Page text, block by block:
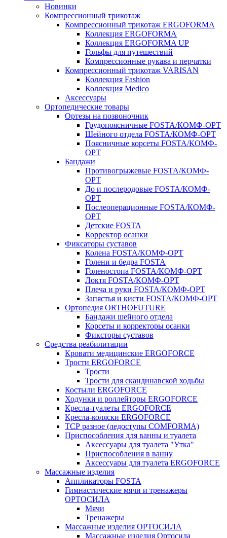
Новинки
Компрессионный трикотаж
Компрессионный трикотаж ERGOFORMA
Коллекция ERGOFORMA
Коллекция ERGOFORMA UP
Гольфы для путешествий
Компрессионные рукава и перчатки
Компрессионный трикотаж VARISAN
Коллекция Fashion
Коллекция Medico
Аксессуары
Ортопедические товары
Ортезы на позвоночник
Грудопоясничные FOSTA/КОМФ-ОРТ
Шейного отдела FOSTA/КОМФ-ОРТ
Поясничные корсеты FOSTA/КОМФ-
ОРТ
Бандажи
Противогрыжевые FOSTA/КОМФ-
ОРТ
До и послеродовые FOSTA/КОМФ-
ОРТ
Послеоперационные FOSTA/КОМФ-
ОРТ
Детские FOSTA
Корректор осанки
Фиксаторы суставов
Колена FOSTA/КОМФ-ОРТ
Голени и бедра FOSTA
Голеностопа FOSTA/КОМФ-ОРТ
Локтя FOSTA/КОМФ-ОРТ
Плеча и руки FOSTA/КОМФ-ОРТ
Запястья и кисти FOSTA/КОМФ-ОРТ
Ортопедия ORTHOFUTURE
Бандажи шейного отдела
Корсеты и корректоры осанки
Фиксторы суставов
Средства реабилитации
Кровати медицинские ERGOFORCE
Трости ERGOFORCE
Трости
Трости для скандинавской ходьбы
Костыли ERGOFORCE
Ходунки и роллейторы ERGOFORCE
Кресла-туалеты ERGOFORCE
Кресла-коляски ERGOFORCE
ТСР разное (ледоступы COMFORMA)
Приспособления для ванны и туалета
Аксессуары для туалета "Утка"
Приспособления в ванну
Аксессуары для туалета ERGOFORCE
Массажные изделия
Аппликаторы FOSTA
Гимнастические мячи и тренажеры
ОРТОСИЛА
Мячи
Тренажеры
Массажные изделия ОРТОСИЛА
Массажные изделия Ортосила